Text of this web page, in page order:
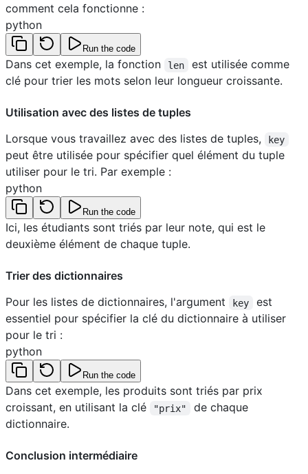
comment cela fonctionne :
python
Run the code
Dans cet exemple, la fonction len
est utilisée comme
clé pour trier les mots selon leur longueur croissante.
Utilisation avec des listes de tuples
Lorsque vous travaillez avec des listes de tuples,
key
peut être utilisée pour spécifier quel élément du tuple
utiliser pour le tri. Par exemple :
python
Run the code
Ici, les étudiants sont triés par leur note, qui est le
deuxième élément de chaque tuple.
Trier des dictionnaires
Pour les listes de dictionnaires, l'argument
key
est
essentiel pour spécifier la clé du dictionnaire à utiliser
pour le tri :
python
Run the code
Dans cet exemple, les produits sont triés par prix
croissant, en utilisant la clé
"prix"
de chaque
dictionnaire.
Conclusion intermédiaire